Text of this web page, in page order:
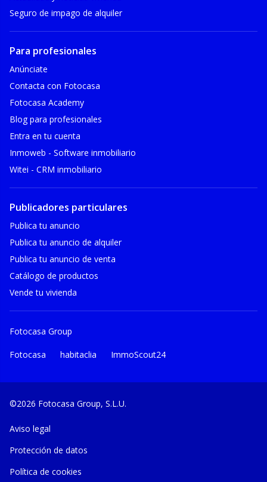
Seguro de impago de alquiler
Para profesionales
Anúnciate
Contacta con Fotocasa
Fotocasa Academy
Blog para profesionales
Entra en tu cuenta
Inmoweb - Software inmobiliario
Witei - CRM inmobiliario
Publicadores particulares
Publica tu anuncio
Publica tu anuncio de alquiler
Publica tu anuncio de venta
Catálogo de productos
Vende tu vivienda
Fotocasa Group
Fotocasa habitaclia ImmoScout24
©2026 Fotocasa Group, S.L.U.
Aviso legal
Protección de datos
Política de cookies